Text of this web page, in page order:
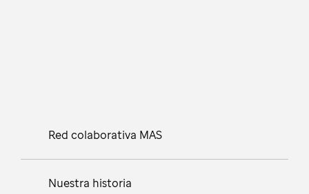
Red colaborativa MAS
Nuestra historia